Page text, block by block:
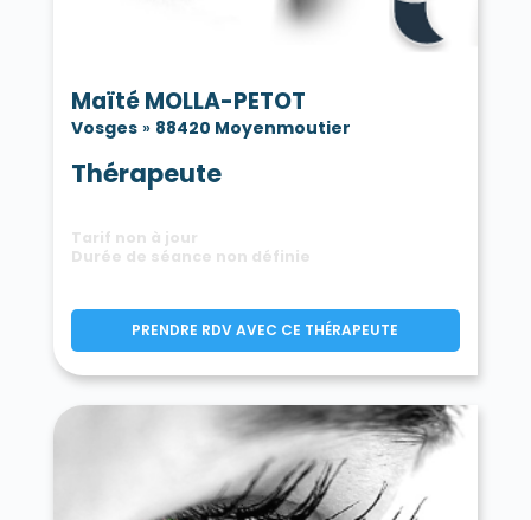
Maïté MOLLA-PETOT
Vosges» 88420 Moyenmoutier
Thérapeute
Tarif non à jour
Durée de séance non définie
PRENDRE RDV AVEC CE THÉRAPEUTE